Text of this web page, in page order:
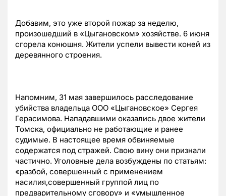
Добавим, это уже второй пожар за неделю,
произошедший в «Цыгановском» хозяйстве. 6 июня
сгорела конюшня. Жители успели вывести коней из
деревянного строения.
Напомним, 31 мая завершилось расследование
убийства владельца ООО «Цыгановское» Сергея
Герасимова. Нападавшими оказались двое жители
Томска, официально не работающие и ранее
судимые. В настоящее время обвиняемые
содержатся под стражей. Свою вину они признали
частично. Уголовные дела возбуждены по статьям:
«разбой, совершенный с применением
насилия,совершенный группой лиц по
предварительному сговору» и «умышленное